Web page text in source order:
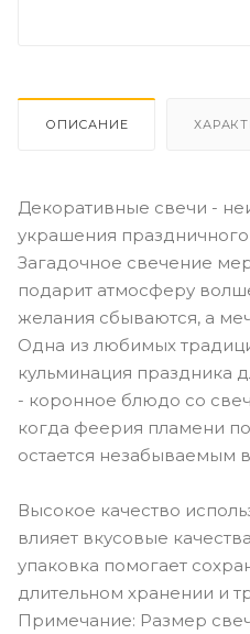
ОПИСАНИЕ
Декоративные свечи -
украшения праздничного
Загадочное свечение
подарит атмосферу
желания сбываются, а
Одна из любимых
кульминация праздника
- коронное блюдо со
когда феерия пламени
остается незабываемым
Высокое качество
влияет вкусовые
упаковка помогает
длительном хранении и
Примечание: Размер